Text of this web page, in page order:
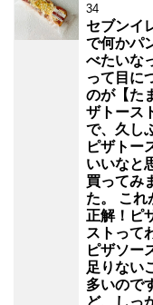
34
セブンイ
で何かパ
べたいな
って目に
のが【た
ザトース
で、久し
ピザトー
いいなと
買ってみ
た。 これ
正解！ピ
ストって
ピザソー
足りない
多いので